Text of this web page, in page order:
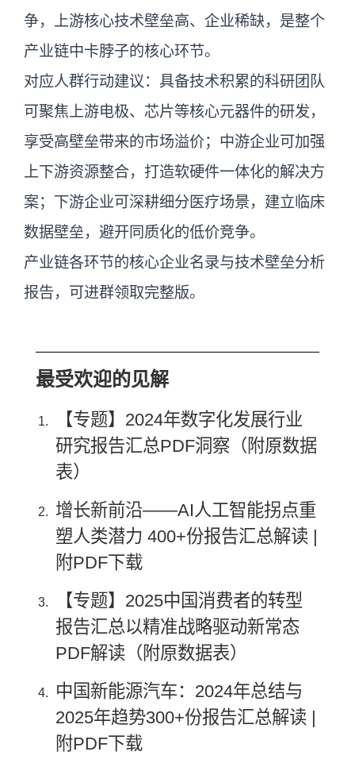
争，上游核心技术壁垒高、企业稀缺，是整个
产业链中卡脖子的核心环节。
对应人群行动建议：具备技术积累的科研团队
可聚焦上游电极、芯片等核心元器件的研发，
享受高壁垒带来的市场溢价；中游企业可加强
上下游资源整合，打造软硬件一体化的解决方
案；下游企业可深耕细分医疗场景，建立临床
数据壁垒，避开同质化的低价竞争。
产业链各环节的核心企业名录与技术壁垒分析
报告，可进群领取完整版。
最受欢迎的见解
【专题】2024年数字化发展行业
研究报告汇总PDF洞察（附原数据
表）
增长新前沿——AI人工智能拐点重
塑人类潜力 400+份报告汇总解读 |
附PDF下载
【专题】2025中国消费者的转型
报告汇总以精准战略驱动新常态
PDF解读（附原数据表）
中国新能源汽车：2024年总结与
2025年趋势300+份报告汇总解读 |
附PDF下载